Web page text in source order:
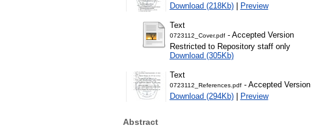
Download (218Kb)| Preview
Text
0723112_Cover.pdf- Accepted Version
Restricted to Repository staff only
Download (305Kb)
Text
0723112_References.pdf- Accepted Version
Download (294Kb)| Preview
Abstract